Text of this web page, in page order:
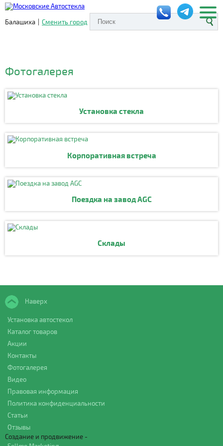
Балашиха | Сменить город
Фотогалерея
Установка стекла
Корпоративная встреча
Поездка на завод AGC
Склады
Наверх
Установка автостекол
Каталог товаров
Акции
Контакты
Фотогалерея
Видео
Правовая информация
Политика конфиденциальности
Статьи
Отзывы
Создание и продвижение -